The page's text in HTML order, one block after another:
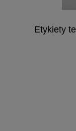
Etykiety